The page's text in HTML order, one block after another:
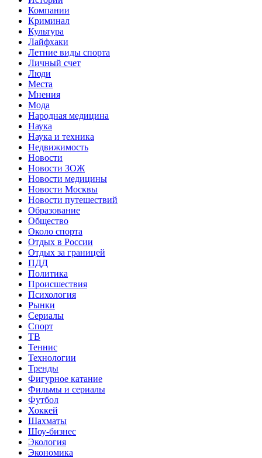
Компании
Криминал
Культура
Лайфхаки
Летние виды спорта
Личный счет
Люди
Места
Мнения
Мода
Народная медицина
Наука
Наука и техника
Недвижимость
Новости
Новости ЗОЖ
Новости медицины
Новости Москвы
Новости путешествий
Образование
Общество
Около спорта
Отдых в России
Отдых за границей
ПДД
Политика
Происшествия
Психология
Рынки
Сериалы
Спорт
ТВ
Теннис
Технологии
Тренды
Фигурное катание
Фильмы и сериалы
Футбол
Хоккей
Шахматы
Шоу-бизнес
Экология
Экономика